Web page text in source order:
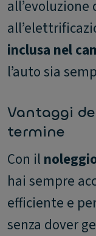
inclusa nel
l’auto sia
Vantaggi
termine
Con il
hai sempre
efficiente e
senza dover